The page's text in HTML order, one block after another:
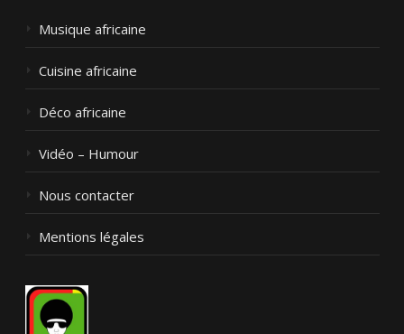
Musique africaine
Cuisine africaine
Déco africaine
Vidéo – Humour
Nous contacter
Mentions légales